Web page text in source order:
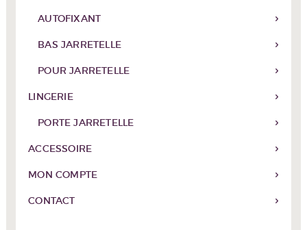
AUTOFIXANT
BAS JARRETELLE
POUR JARRETELLE
LINGERIE
PORTE JARRETELLE
ACCESSOIRE
MON COMPTE
CONTACT